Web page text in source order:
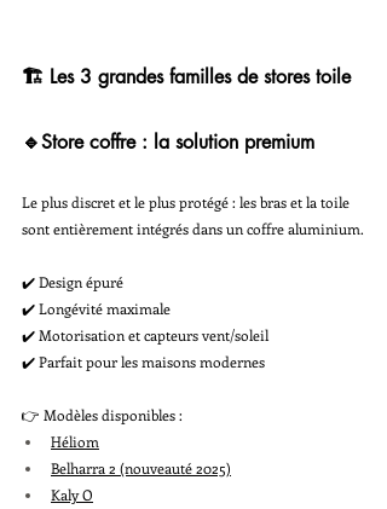
🏗️ Les 3 grandes familles de stores toile
🔹Store coffre : la solution premium
Le plus discret et le plus protégé : les bras et la toile
sont entièrement intégrés dans un coffre aluminium.
✔️ Design épuré
✔️ Longévité maximale
✔️ Motorisation et capteurs vent/soleil
✔️ Parfait pour les maisons modernes
👉 Modèles disponibles :
Héliom
Belharra 2 (nouveauté 2025)
Kaly O